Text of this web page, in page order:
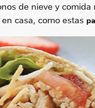
de nieve y
casa, como estas